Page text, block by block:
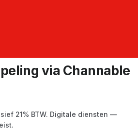
via Channable
21% BTW. Digitale diensten —